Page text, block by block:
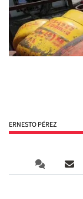
ERNESTO PÉREZ